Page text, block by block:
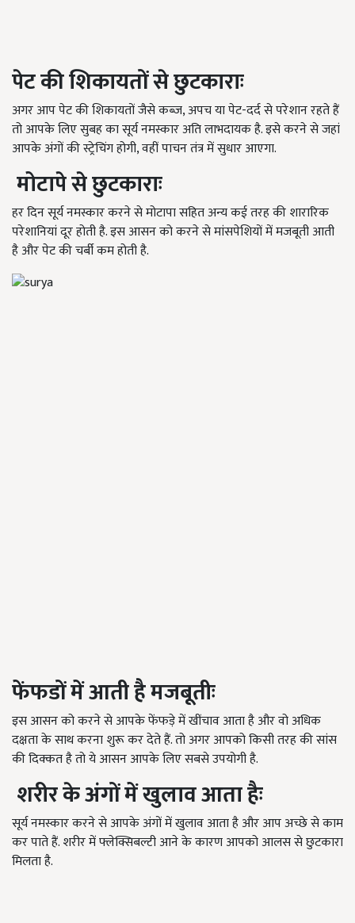
पेट की शिकायतों से छुटकाराः
अगर आप पेट की शिकायतों जैसे कब्ज, अपच या पेट-दर्द से परेशान रहते हैं
तो आपके लिए सुबह का सूर्य नमस्कार अति लाभदायक है. इसे करने से जहां
आपके अंगों की स्ट्रेचिंग होगी, वहीं पाचन तंत्र में सुधार आएगा.
मोटापे से छुटकाराः
हर दिन सूर्य नमस्कार करने से मोटापा सहित अन्य कई तरह की शारारिक
परेशानियां दूर होती है. इस आसन को करने से मांसपेशियों में मजबूती आती
है और पेट की चर्बी कम होती है.
फेंफडों में आती है मजबूतीः
इस आसन को करने से आपके फेंफड़े में खींचाव आता है और वो अधिक
दक्षता के साथ करना शुरू कर देते हैं. तो अगर आपको किसी तरह की सांस
की दिक्कत है तो ये आसन आपके लिए सबसे उपयोगी है.
शरीर के अंगों में खुलाव आता हैः
सूर्य नमस्कार करने से आपके अंगों में खुलाव आता है और आप अच्छे से काम
कर पाते हैं. शरीर में फ्लेक्सिबल्टी आने के कारण आपको आलस से छुटकारा
मिलता है.